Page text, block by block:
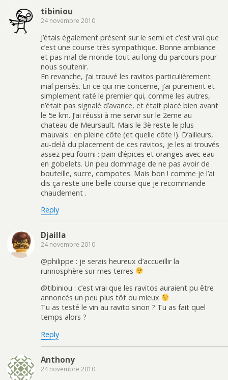
tibiniou
24 novembre 2010
J’étais également présent sur le semi et c’est vrai que
c’est une course très sympathique. Bonne ambiance
et pas mal de monde tout au long du parcours pour
nous soutenir.
En revanche, j’ai trouvé les ravitos particulièrement
mal pensés. En ce qui me concerne, j’ai purement et
simplement raté le premier qui, comme les autres,
n’était pas signalé d’avance, et était placé bien avant
le 5e km. J’ai réussi à me servir sur le 2eme au
chateau de Meursault. Mais le 3è reste le plus
mauvais : en pleine côte (et quelle côte !). D’ailleurs,
au-delà du placement de ces ravitos, je les ai trouvés
assez peu fourni : pain d’épices et oranges avec eau
en gobelets. Un peu dommage de ne pas avoir de
bouteille, sucre, compotes. Mais bon ! comme je l’ai
dis ça reste une belle course que je recommande
chaudement .
Reply
Djailla
24 novembre 2010
@philippe : je serais heureux d’accueillir la
runnosphère sur mes terres
@tibiniou : c’est vrai que les ravitos auraient pu être
annoncés un peu plus tôt ou mieux
Tu as testé le vin au ravito sinon ? Tu as fait quel
temps alors ?
Reply
Anthony
24 novembre 2010